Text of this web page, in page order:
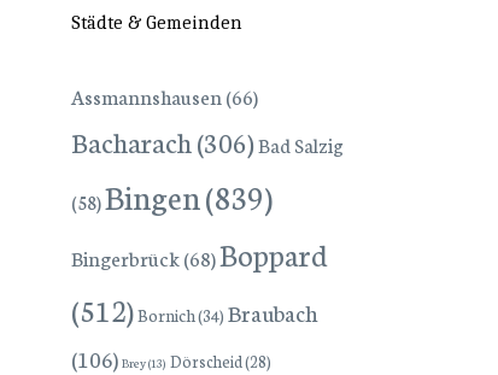
Städte & Gemeinden
Assmannshausen (66)
Bacharach(306)Bad Salzig
(58)Bingen(839)
Bingerbrück(68)Boppard
(512)Bornich(34) Braubach
(106) Brey(13) Dörscheid(28)